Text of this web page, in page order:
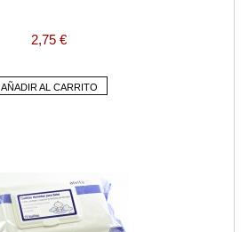
2,75 €
AÑADIR AL CARRITO